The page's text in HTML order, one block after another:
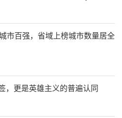
市百强，省域上榜城市数量居全
，更是英雄主义的普遍认同